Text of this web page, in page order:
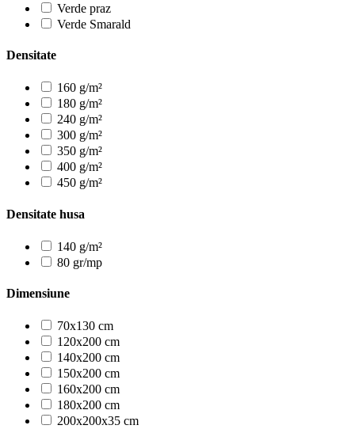
Verde praz
Verde Smarald
Densitate
160 g/m²
180 g/m²
240 g/m²
300 g/m²
350 g/m²
400 g/m²
450 g/m²
Densitate husa
140 g/m²
80 gr/mp
Dimensiune
70x130 cm
120x200 cm
140x200 cm
150x200 cm
160x200 cm
180x200 cm
200x200x35 cm